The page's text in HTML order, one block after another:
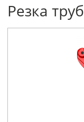
Резка труб